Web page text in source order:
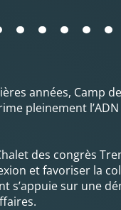
années, Camp
pleinement
des congrès
et favoriser la
s’appuie sur une